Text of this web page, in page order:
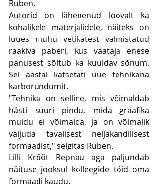
Ruben.
Autorid on lähenenud loovalt ka
kohalikele materjalidele, näiteks on
luues muhu vetikatest valmistatud
rääkiva paberi, kus vaataja enese
panusest sõltub ka kuuldav sõnum.
Sel aastal katsetati uue tehnikana
karborundumit.
"Tehnika on selline, mis võimaldab
hästi suuri pindu, mida graafika
muidu ei võimalda, ja on võimalik
väljuda tavalisest neljakandilisest
formaadist," selgitas Ruben.
Lilli Krõõt Repnau aga paljundab
näituse jooksul kolleegide töid oma
formaadi kaudu.